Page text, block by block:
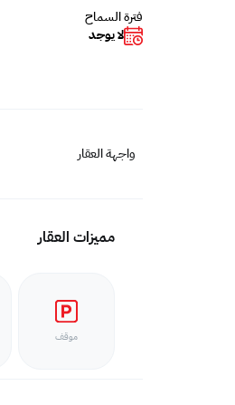
فترة السماح
لا يوجد
واجهة العقار
مميزات العقار
موقف